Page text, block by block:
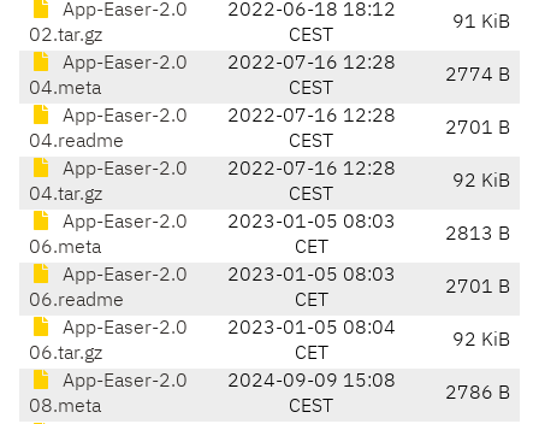
App-Easer-2.0
02.tar.gz
2022-06-18 18:12
CEST
91 KiB
App-Easer-2.0
04.meta
2022-07-16 12:28
CEST
2774 B
App-Easer-2.0
04.readme
2022-07-16 12:28
CEST
2701 B
App-Easer-2.0
04.tar.gz
2022-07-16 12:28
CEST
92 KiB
App-Easer-2.0
06.meta
2023-01-05 08:03
CET
2813 B
App-Easer-2.0
06.readme
2023-01-05 08:03
CET
2701 B
App-Easer-2.0
06.tar.gz
2023-01-05 08:04
CET
92 KiB
App-Easer-2.0
08.meta
2024-09-09 15:08
CEST
2786 B